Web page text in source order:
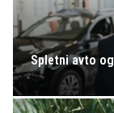
Spletni avto